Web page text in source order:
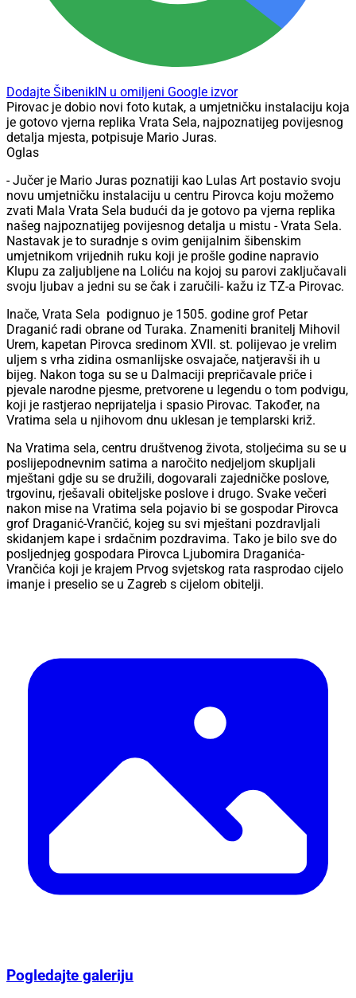
Dodajte ŠibenikIN u omiljeni Google izvor
Pirovac je dobio novi foto kutak, a umjetničku instalaciju koja
je gotovo vjerna replika Vrata Sela, najpoznatijeg povijesnog
detalja mjesta, potpisuje Mario Juras.
Oglas
- Jučer je Mario Juras poznatiji kao Lulas Art postavio svoju
novu umjetničku instalaciju u centru Pirovca koju možemo
zvati Mala Vrata Sela budući da je gotovo pa vjerna replika
našeg najpoznatijeg povijesnog detalja u mistu - Vrata Sela.
Nastavak je to suradnje s ovim genijalnim šibenskim
umjetnikom vrijednih ruku koji je prošle godine napravio
Klupu za zaljubljene na Loliću na kojoj su parovi zaključavali
svoju ljubav a jedni su se čak i zaručili- kažu iz TZ-a Pirovac.
Inače, Vrata Sela podignuo je 1505. godine grof Petar
Draganić radi obrane od Turaka. Znameniti branitelj Mihovil
Urem, kapetan Pirovca sredinom XVII. st. polijevao je vrelim
uljem s vrha zidina osmanlijske osvajače, natjeravši ih u
bijeg. Nakon toga su se u Dalmaciji prepričavale priče i
pjevale narodne pjesme, pretvorene u legendu o tom podvigu,
koji je rastjerao neprijatelja i spasio Pirovac. Također, na
Vratima sela u njihovom dnu uklesan je templarski križ.
Na Vratima sela, centru društvenog života, stoljećima su se u
poslijepodnevnim satima a naročito nedjeljom skupljali
mještani gdje su se družili, dogovarali zajedničke poslove,
trgovinu, rješavali obiteljske poslove i drugo. Svake večeri
nakon mise na Vratima sela pojavio bi se gospodar Pirovca
grof Draganić-Vrančić, kojeg su svi mještani pozdravljali
skidanjem kape i srdačnim pozdravima. Tako je bilo sve do
posljednjeg gospodara Pirovca Ljubomira Draganića-
Vrančića koji je krajem Prvog svjetskog rata rasprodao cijelo
imanje i preselio se u Zagreb s cijelom obitelji.
Pogledajte galeriju